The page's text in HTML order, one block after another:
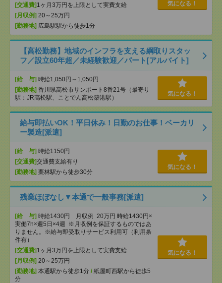
[交通費] 1ヶ月3万円を上限として実費支給
[月収例] 20～25万円
[勤務地] 広島駅駅から徒歩1分
気になる！
【高松勤務】地域のインフラを支える綱取りスタッ
フ／設立60年超／未経験歓迎／パート[アルバイト]
[給 与] 時給1,050円～1,050円
[勤務地] 香川県高松市サンポート8番21号（最寄り
駅：JR高松駅、ことでん高松築港駅）
気になる！
給与即払いOK！平日休み！日勤のお仕事！ベーカリ
ー製造[派遣]
[給 与] 時給1150円
[交通費]交通費支給有り
[勤務地] 栗林駅から徒歩30分
気になる！
残業ほぼなし▼本通で一般事務[派遣]
[給 与] 時給1430円 月収例 20万円 時給1430円×
実働7h×週5日×4週 ※月収例を保証するものではあ
りません。※給与即受取りサービス利用可（利用条
件有）
[交通費] 1ヶ月3万円を上限として実費支給
[月収例] 20～25万円
[勤務地] 本通駅から徒歩1分 / 紙屋町西駅から徒歩5
分
気になる！